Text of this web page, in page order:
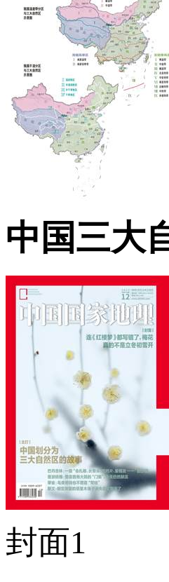
中国三大
封面1